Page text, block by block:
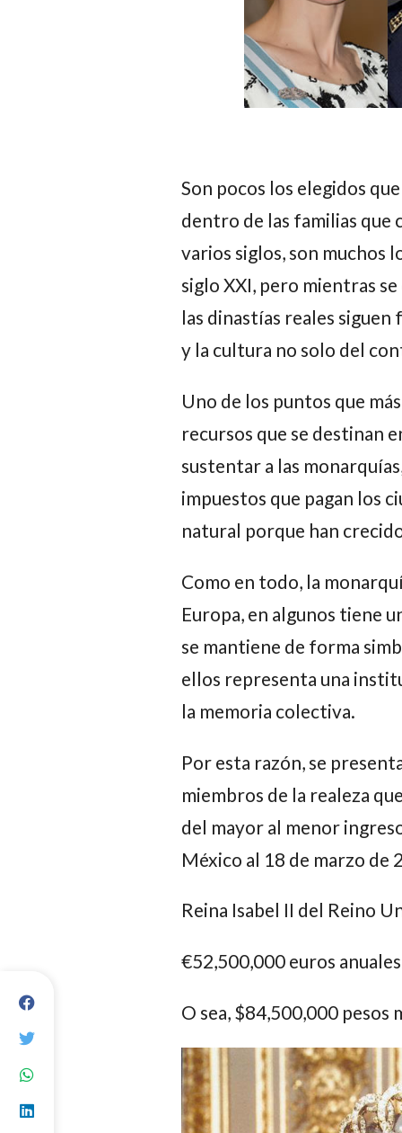
Son pocos los elegidos
dentro de las familias que
varios siglos, son muchos
siglo XXI, pero mientras
las dinastías reales
y la cultura no solo del
Uno de los puntos que
recursos que se destinan
sustentar a las
impuestos que pagan los
natural porque han
Como en todo, la
Europa, en algunos tiene
se mantiene de forma
ellos representa una
la memoria colectiva.
Por esta razón, se
miembros de la realeza
del mayor al menor
México al 18 de marzo de
Reina Isabel II del Reino
€52,500,000 euros
O sea,$84,500,000 pesos